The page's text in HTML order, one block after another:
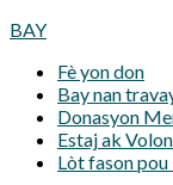
BAY
Fè yon don
Bay nan
Donasyon
Estaj ak
Lòt fason pou